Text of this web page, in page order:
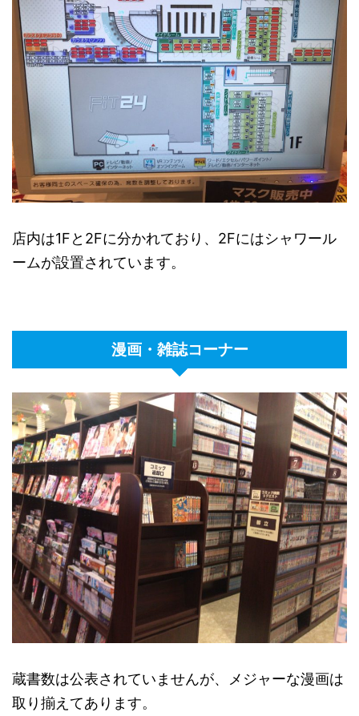
店内は1Fと2Fに分かれており、2Fにはシャワール
ームが設置されています。
漫画・雑誌コーナー
蔵書数は公表されていませんが、メジャーな漫画は
取り揃えてあります。